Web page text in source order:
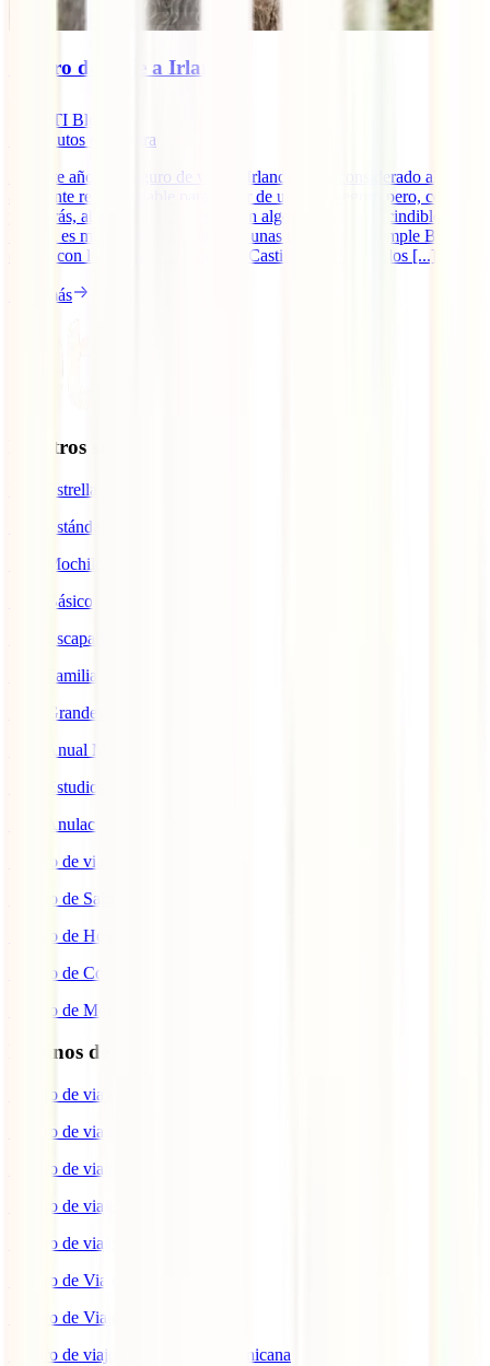
Seguro de viaje a Irlanda
IATI Blog
minutos de lectura
Durante años, el seguro de viaje a Irlanda se ha considerado algo
altamente recomendable para gozar de un viaje seguro pero, como
ya sabrás, ahora se ha convertido en algo 100% imprescindible.
Irlanda es mucho más que tomarse unas pintas en el Temple Bar. Te
espera con lugares únicos como el Castillo de Blanrey, los [...]
Leer más
Nuestros seguros
IATI Estrella
IATI Estándar
IATI Mochilero
IATI Básico
IATI Escapadas
IATI Familia
IATI Grandes Viajeros
IATI Anual Multiviaje
IATI Estudios
IATI Anulación Premium
Seguro de viaje COVID
Seguro de Salud
Seguro de Hogar
Seguro de Coche
Seguro de Moto
Destinos de interés
Seguro de viaje a EEUU
Seguro de viaje a Indonesia
Seguro de viaje a Marruecos
Seguro de viaje a Reino Unido
Seguro de viaje a México
Seguro de Viaje a Tailandia
Seguro de Viaje a China
Seguro de viaje a República Dominicana